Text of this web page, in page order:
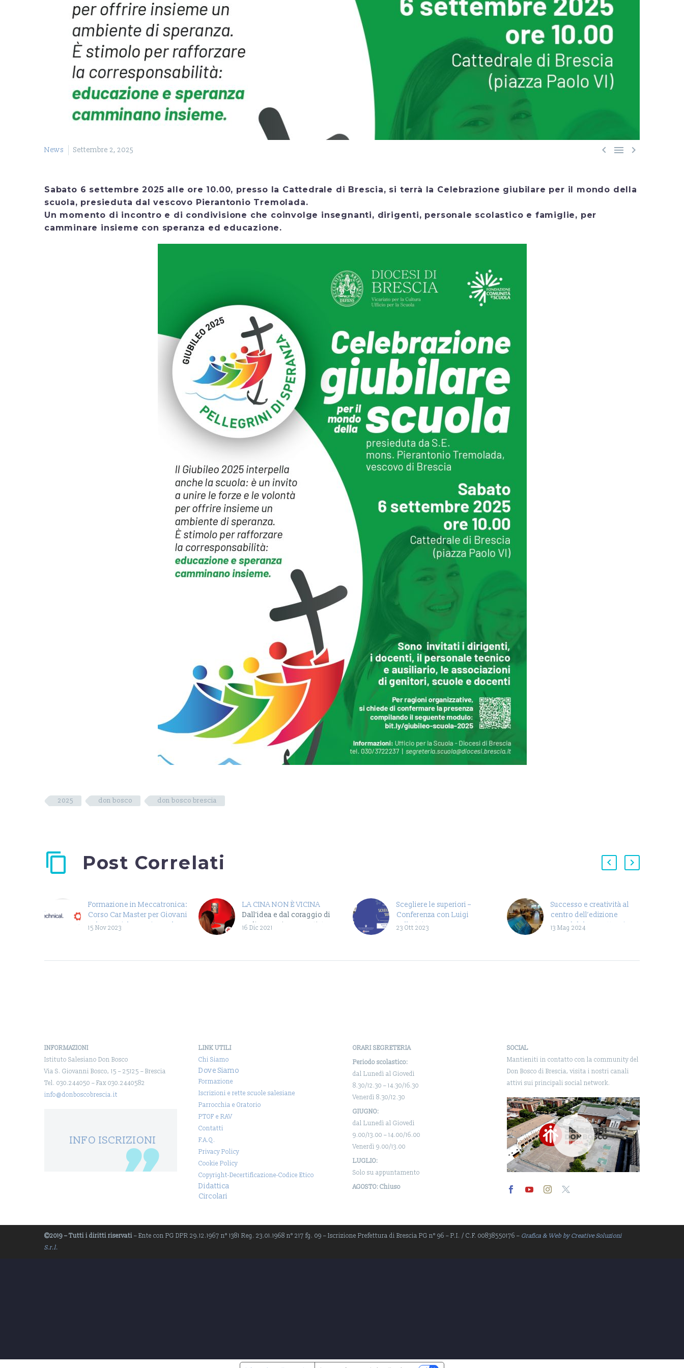
  
News Settembre 2, 2025
Sabato 6 settembre 2025 alle ore 10.00, presso la Cattedrale di Brescia, si terrà la Celebrazione giubilare per il mondo della
scuola, presieduta dal vescovo Pierantonio Tremolada.
Un momento di incontro e di condivisione che coinvolge insegnanti, dirigenti, personale scolastico e famiglie, per
camminare insieme con speranza ed educazione.
2025 don bosco don bosco brescia
Post Correlati
Formazione in Meccatronica:
Corso Car Master per Giovani
Talentuosi, l’occasione che
15 Nov 2023
LA CINA NON È VICINA
Dall’idea e dal coraggio di
Badiucao, giovane artista
16 Dic 2021
Scegliere le superiori –
Conferenza con Luigi
Ballerini
23 Ott 2023
Successo e creatività al
centro dell’edizione
record del Progetto ‘Si
13 Mag 2024
INFORMAZIONI
Istituto Salesiano Don Bosco
Via S. Giovanni Bosco, 15 – 25125 – Brescia
Tel. 030.244050 – Fax 030.2440582
info@donboscobrescia.it
INFO ISCRIZIONI
LINK UTILI
Chi Siamo
Dove Siamo
Formazione
Iscrizioni e rette scuole salesiane
Parrocchia e Oratorio
PTOF e RAV
Contatti
F.A.Q.
Privacy Policy
Cookie Policy
Copyright-Decertificazione-Codice Etico
Didattica
Circolari
ORARI SEGRETERIA
Periodo scolastico:
dal Lunedì al Giovedì
8.30/12.30 – 14.30/16.30
Venerdì 8.30/12.30
GIUGNO:
dal Lunedì al Giovedì
9.00/13.00 – 14.00/16.00
Venerdì 9.00/13.00
LUGLIO:
Solo su appuntamento
AGOSTO: Chiuso
SOCIAL
Mantieniti in contatto con la community del
Don Bosco di Brescia, visita i nostri canali
attivi sui principali social network.
Player
©2019 – Tutti i diritti riservati – Ente con PG DPR 29.12.1967 n° 1381 Reg. 23.01.1968 n° 217 fg. 09 – Iscrizione Prefettura di Brescia PG n° 96 – P.I. / C.F. 00838550176 – Grafica & Web by Creative Soluzioni
S.r.l.